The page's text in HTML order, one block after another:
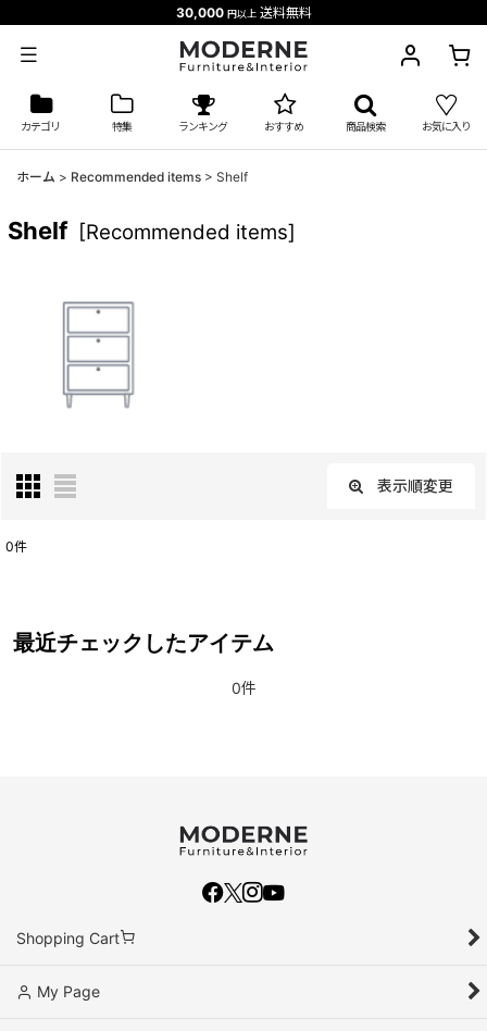
30,000 円以上送料無料
カテゴリ 特集 ランキング おすすめ 商品検索 お気に入り
ホーム > Recommended items > Shelf
Shelf [Recommended items]
表示順変更
並び順
絞り込む
0件
最近チェックしたアイテム
0件
Shopping Cart
My Page